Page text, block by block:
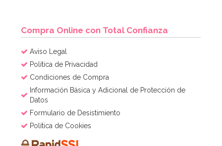
Compra Online con Total Confianza
Aviso Legal
Política de Privacidad
Condiciones de Compra
Información Básica y Adicional de Protección de
Datos
Formulario de Desistimiento
Política de Cookies